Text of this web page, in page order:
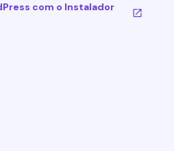
com o Instalador